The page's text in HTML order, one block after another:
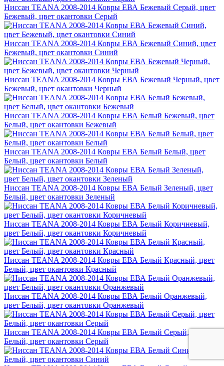
Ниссан TEANA 2008-2014 Ковры ЕВА Бежевый Серый, цвет
Бежевый, цвет окантовки Серый
Ниссан TEANA 2008-2014 Ковры ЕВА Бежевый Синий, цвет
Бежевый, цвет окантовки Синий
Ниссан TEANA 2008-2014 Ковры ЕВА Бежевый Черный, цвет
Бежевый, цвет окантовки Черный
Ниссан TEANA 2008-2014 Ковры ЕВА Белый Бежевый, цвет
Белый, цвет окантовки Бежевый
Ниссан TEANA 2008-2014 Ковры ЕВА Белый Белый, цвет
Белый, цвет окантовки Белый
Ниссан TEANA 2008-2014 Ковры ЕВА Белый Зеленый, цвет
Белый, цвет окантовки Зеленый
Ниссан TEANA 2008-2014 Ковры ЕВА Белый Коричневый,
цвет Белый, цвет окантовки Коричневый
Ниссан TEANA 2008-2014 Ковры ЕВА Белый Красный, цвет
Белый, цвет окантовки Красный
Ниссан TEANA 2008-2014 Ковры ЕВА Белый Оранжевый,
цвет Белый, цвет окантовки Оранжевый
Ниссан TEANA 2008-2014 Ковры ЕВА Белый Серый, цвет
Белый, цвет окантовки Серый